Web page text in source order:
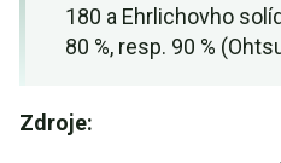
180 a Ehrlichovho
80 %, resp. 90 %
Zdroje: